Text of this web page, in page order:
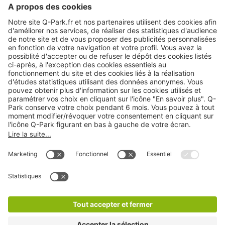
A propos
Nos produits
Nos services
Cookies
Copyright
CGV